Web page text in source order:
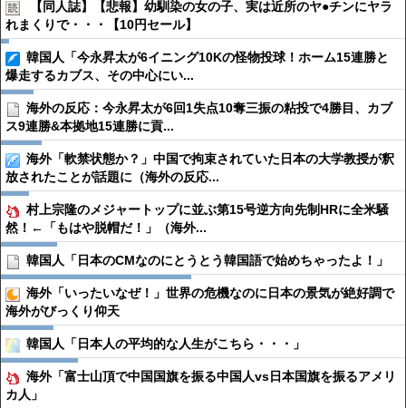
【同人誌】【悲報】幼馴染の女の子、実は近所のヤ●︎チンにヤラ
れまくりで・・・【10円セール】
韓国人「今永昇太が6イニング10Kの怪物投球！ホーム15連勝と
爆走するカブス、その中心にい...
海外の反応：今永昇太が6回1失点10奪三振の粘投で4勝目、カブ
ス9連勝&本拠地15連勝に貢...
海外「軟禁状態か？」中国で拘束されていた日本の大学教授が釈
放されたことが話題に（海外の反応...
村上宗隆のメジャートップに並ぶ第15号逆方向先制HRに全米騒
然！←「もはや脱帽だ！」（海外...
韓国人「日本のCMなのにとうとう韓国語で始めちゃったよ！」
海外「いったいなぜ！」世界の危機なのに日本の景気が絶好調で
海外がびっくり仰天
韓国人「日本人の平均的な人生がこちら・・・」
海外「富士山頂で中国国旗を振る中国人vs日本国旗を振るアメリ
カ人」